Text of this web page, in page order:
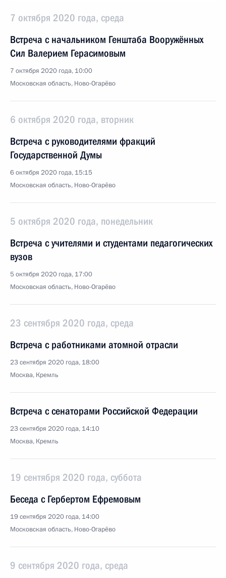
7 октября 2020 года, среда
Встреча с начальником Генштаба Вооружённых
Сил Валерием Герасимовым
7 октября 2020 года, 10:00
Московская область, Ново-Огарёво
6 октября 2020 года, вторник
Встреча с руководителями фракций
Государственной Думы
6 октября 2020 года, 15:15
Московская область, Ново-Огарёво
5 октября 2020 года, понедельник
Встреча с учителями и студентами педагогических
вузов
5 октября 2020 года, 17:00
Московская область, Ново-Огарёво
23 сентября 2020 года, среда
Встреча с работниками атомной отрасли
23 сентября 2020 года, 18:00
Москва, Кремль
Встреча с сенаторами Российской Федерации
23 сентября 2020 года, 14:10
Москва, Кремль
19 сентября 2020 года, суббота
Беседа с Гербертом Ефремовым
19 сентября 2020 года, 14:00
Московская область, Ново-Огарёво
9 сентября 2020 года, среда